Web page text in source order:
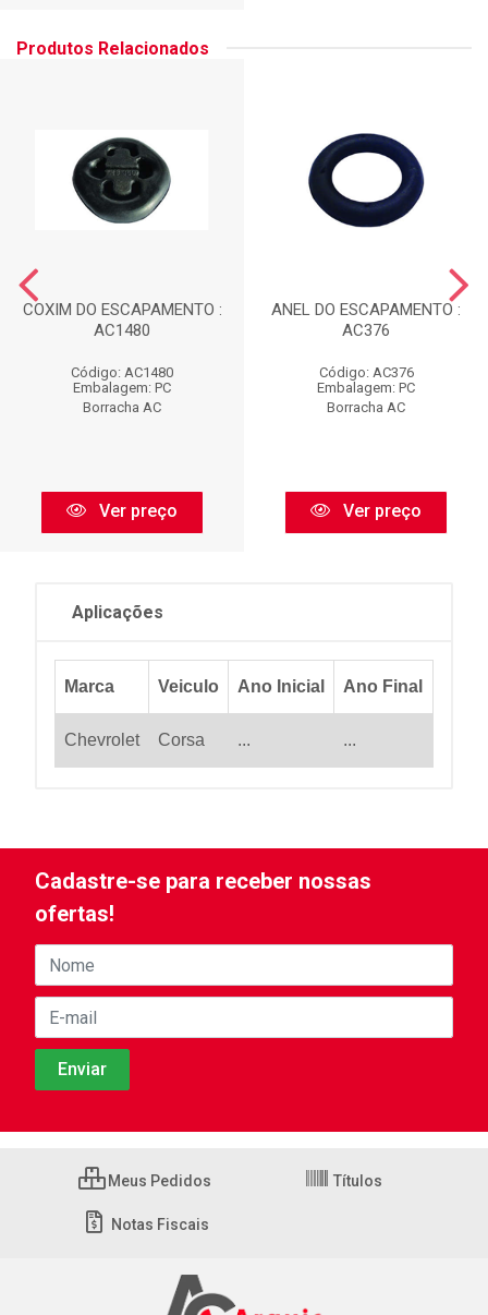
Produtos Relacionados
COXIM DO ESCAPAMENTO :
AC1480
Código: AC1480
Embalagem: PC
Borracha AC
Ver preço
ANEL DO ESCAPAMENTO :
AC376
Código: AC376
Embalagem: PC
Borracha AC
Ver preço
Aplicações
Marca Veiculo Ano Inicial Ano Final
Chevrolet Corsa ... ...
Cadastre-se para receber nossas
ofertas!
Meus Pedidos Títulos
Notas Fiscais